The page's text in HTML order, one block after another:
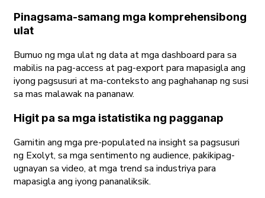
Pinagsama-samang mga komprehensibong
ulat
Bumuo ng mga ulat ng data at mga dashboard para sa
mabilis na pag-access at pag-export para mapasigla ang
iyong pagsusuri at ma-conteksto ang paghahanap ng susi
sa mas malawak na pananaw.
Higit pa sa mga istatistika ng pagganap
Gamitin ang mga pre-populated na insight sa pagsusuri
ng Exolyt, sa mga sentimento ng audience, pakikipag-
ugnayan sa video, at mga trend sa industriya para
mapasigla ang iyong pananaliksik.